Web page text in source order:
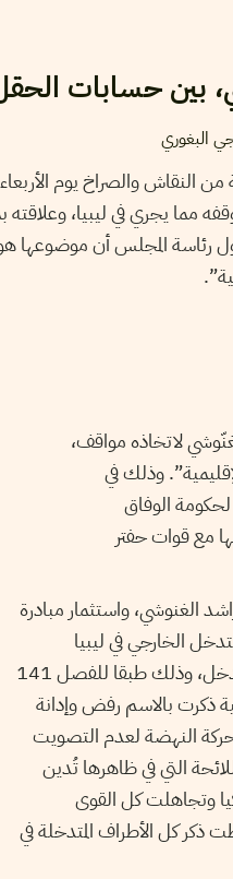
بين حسابات
البغوري
مما يجري في ليبيا،
رئاسة المجلس أن
لاتخاذه مواقف،
وذلك في
لحكومة الوفاق
مع قوات حفتر
الغنوشي، واستثمار مبادرة
الخارجي في ليبيا
ومناهضته لتشكيل قاعدة لوجستيّة داخل التراب التونسي قصد تسهيل تنفيذ هذا التدخل، وذلك طبقا للفصل 141
ذكرت بالاسم رفض وإدانة
حركة النهضة لعدم التصويت
التي في ظاهرها تُدين
وتجاهلت كل القوى
ذكر كل الأطراف المتدخلة في